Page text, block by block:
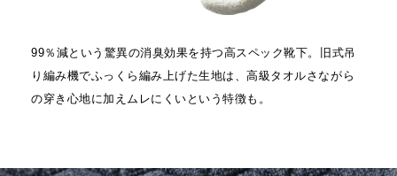
99％減という驚異の消臭効果を持つ高スペック靴下。旧式吊
り編み機でふっくら編み上げた生地は、高級タオルさながら
の穿き心地に加えムレにくいという特徴も。